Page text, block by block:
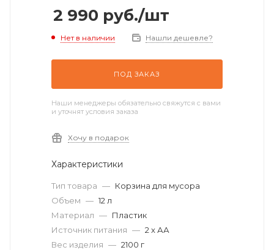
2 990 руб./шт
Нет в наличии Нашли дешевле?
ПОД ЗАКАЗ
Наши менеджеры обязательно свяжутся с вами
и уточнят условия заказа
Хочу в подарок
Характеристики
Тип товара — Корзина для мусора
Объем — 12 л
Материал — Пластик
Источник питания — 2 x АА
Вес изделия — 2100 г